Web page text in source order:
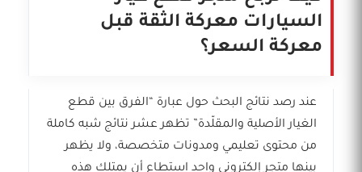
السيارات معركة الثقة قبل
معركة السعر؟
عند رصد نتائج البحث حول عبارة “الفرق بين قطع
الغيار الأصلية والمقلّدة” تظهر عشر نتائج شبه كاملة
من محتوى تعليمي ومدونات متخصصة، ولا يظهر
بينها متجر إلكتروني واحد استطاع أن يمتلك هذه